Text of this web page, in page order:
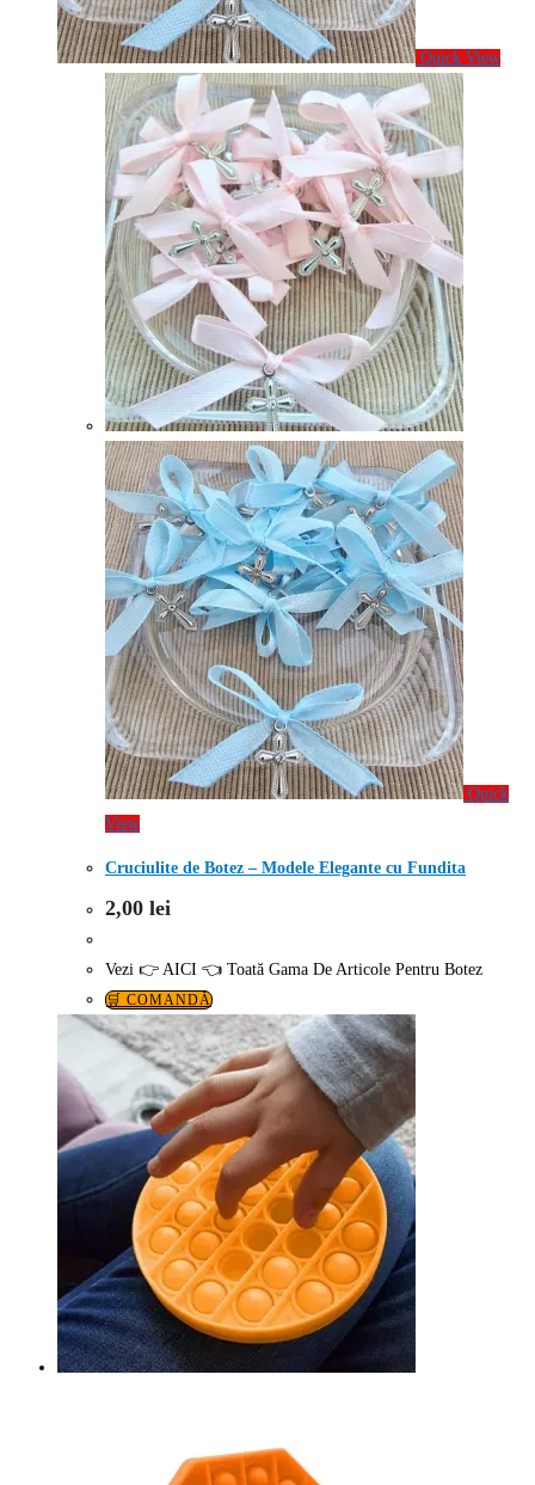
Quick View
Quick
View
Cruciulite de Botez – Modele Elegante cu Fundita
2,00 lei
Vezi 👉 AICI 👈 Toată Gama De Articole Pentru Botez
🛒 COMANDĂ